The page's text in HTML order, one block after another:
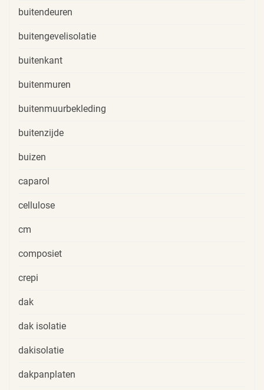
buitendeuren
buitengevelisolatie
buitenkant
buitenmuren
buitenmuurbekleding
buitenzijde
buizen
caparol
cellulose
cm
composiet
crepi
dak
dak isolatie
dakisolatie
dakpanplaten